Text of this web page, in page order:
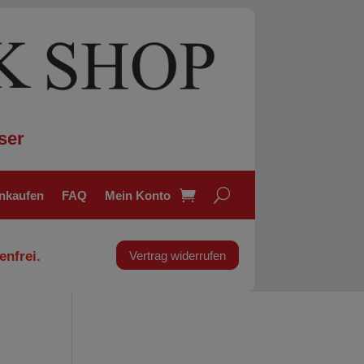
FAQ Mein Konto
Vertrag widerrufen